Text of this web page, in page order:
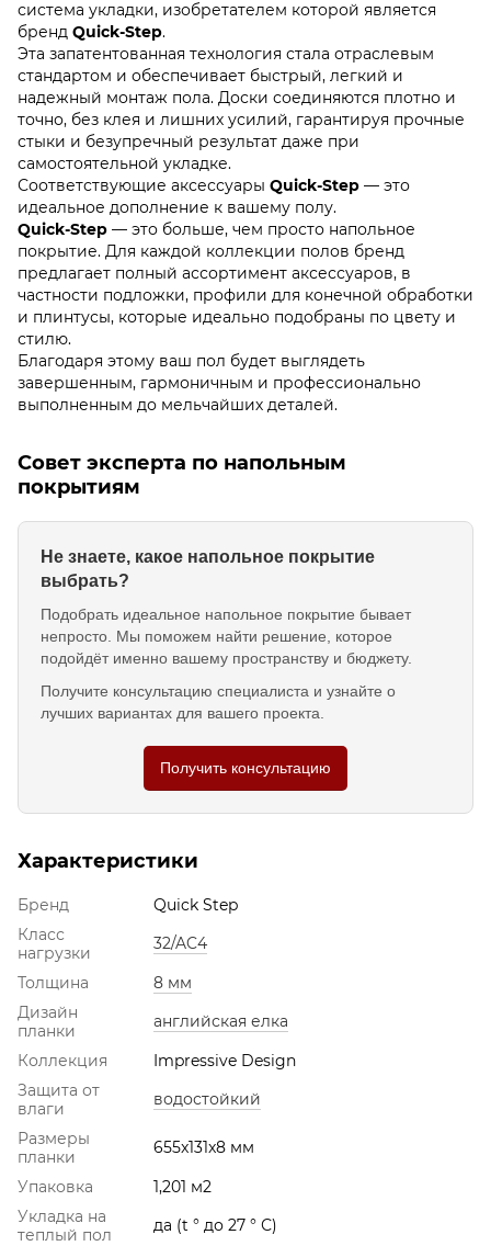
система укладки, изобретателем которой является
бренд Quick-Step.
Эта запатентованная технология стала отраслевым
стандартом и обеспечивает быстрый, легкий и
надежный монтаж пола. Доски соединяются плотно и
точно, без клея и лишних усилий, гарантируя прочные
стыки и безупречный результат даже при
самостоятельной укладке.
Соответствующие аксессуары Quick-Step — это
идеальное дополнение к вашему полу.
Quick-Step — это больше, чем просто напольное
покрытие. Для каждой коллекции полов бренд
предлагает полный ассортимент аксессуаров, в
частности подложки, профили для конечной обработки
и плинтусы, которые идеально подобраны по цвету и
стилю.
Благодаря этому ваш пол будет выглядеть
завершенным, гармоничным и профессионально
выполненным до мельчайших деталей.
Совет эксперта по напольным
покрытиям
Не знаете, какое напольное покрытие
выбрать?
Подобрать идеальное напольное покрытие бывает
непросто. Мы поможем найти решение, которое
подойдёт именно вашему пространству и бюджету.
Получите консультацию специалиста и узнайте о
лучших вариантах для вашего проекта.
Получить консультацию
Характеристики
Бренд
Quick Step
Класс
нагрузки
32/AC4
Толщина
8 мм
Дизайн
планки
английская елка
Коллекция
Impressive Design
Защита от
влаги
водостойкий
Размеры
планки
655x131x8 мм
Упаковка
1,201 м2
Укладка на
теплый пол
да (t ° до 27 ° С)